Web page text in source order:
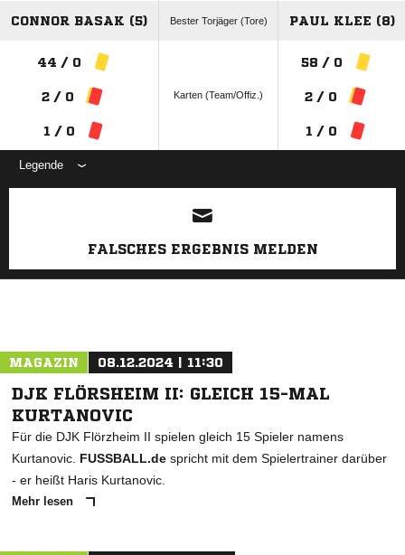
CONNOR BASAK (5) Bester Torjäger (Tore) PAUL KLEE (8)
44 / 0
2 / 0
1 / 0
Karten (Team/Offiz.)
58 / 0
2 / 0
1 / 0
Legende
ANZEIGE
FALSCHES ERGEBNIS MELDEN
MAGAZIN 08.12.2024 | 11:30
DJK FLÖRSHEIM II: GLEICH 15-MAL
KURTANOVIC
Für die DJK Flörzheim II spielen gleich 15 Spieler namens
Kurtanovic. FUSSBALL.de spricht mit dem Spielertrainer darüber
- er heißt Haris Kurtanovic.
Mehr lesen